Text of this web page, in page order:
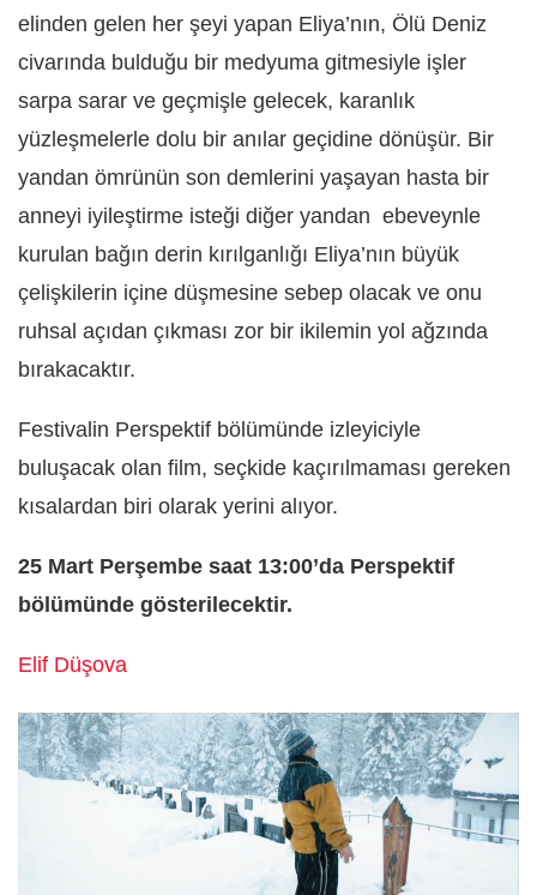
elinden gelen her şeyi yapan Eliya’nın, Ölü Deniz
civarında bulduğu bir medyuma gitmesiyle işler
sarpa sarar ve geçmişle gelecek, karanlık
yüzleşmelerle dolu bir anılar geçidine dönüşür. Bir
yandan ömrünün son demlerini yaşayan hasta bir
anneyi iyileştirme isteği diğer yandan ebeveynle
kurulan bağın derin kırılganlığı Eliya’nın büyük
çelişkilerin içine düşmesine sebep olacak ve onu
ruhsal açıdan çıkması zor bir ikilemin yol ağzında
bırakacaktır.
Festivalin Perspektif bölümünde izleyiciyle
buluşacak olan film, seçkide kaçırılmaması gereken
kısalardan biri olarak yerini alıyor.
25 Mart Perşembe saat 13:00’da Perspektif
bölümünde gösterilecektir.
Elif Düşova